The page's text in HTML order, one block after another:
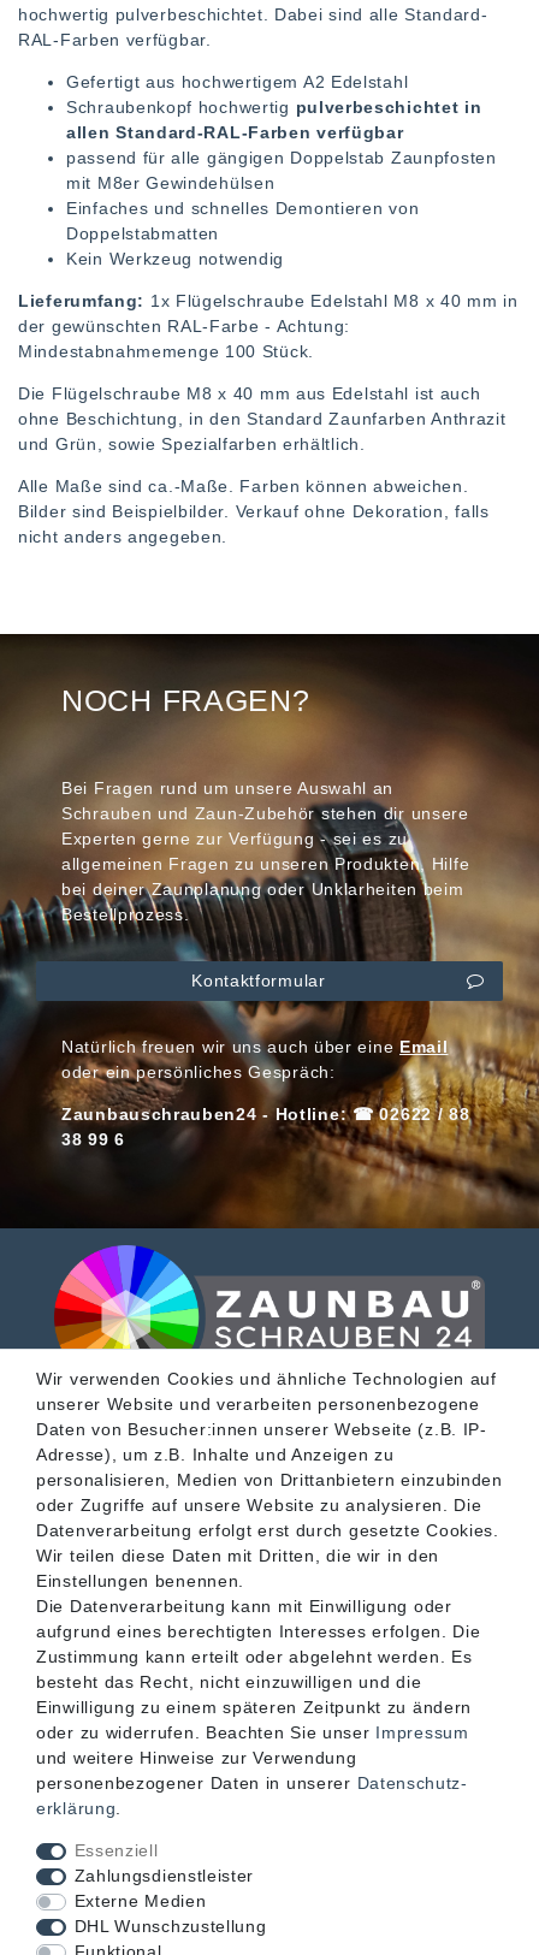
hochwertig pulverbeschichtet. Dabei sind alle Standard-
RAL-Farben verfügbar.
Gefertigt aus hochwertigem A2 Edelstahl
Schraubenkopf hochwertig pulverbeschichtet in
allen Standard-RAL-Farben verfügbar
passend für alle gängigen Doppelstab Zaunpfosten
mit M8er Gewindehülsen
Einfaches und schnelles Demontieren von
Doppelstabmatten
Kein Werkzeug notwendig
Lieferumfang: 1x Flügelschraube Edelstahl M8 x 40 mm in
der gewünschten RAL-Farbe - Achtung:
Mindestabnahmemenge 100 Stück.
Die Flügelschraube M8 x 40 mm aus Edelstahl ist auch
ohne Beschichtung, in den Standard Zaunfarben Anthrazit
und Grün, sowie Spezialfarben erhältlich.
Alle Maße sind ca.-Maße. Farben können abweichen.
Bilder sind Beispielbilder. Verkauf ohne Dekoration, falls
nicht anders angegeben.
NOCH FRAGEN?
Bei Fragen rund um unsere Auswahl an
Schrauben und Zaun-Zubehör stehen dir unsere
Experten gerne zur Verfügung - sei es zu
allgemeinen Fragen zu unseren Produkten, Hilfe
bei deiner Zaunplanung oder Unklarheiten beim
Bestellprozess.
Kontaktformular
Natürlich freuen wir uns auch über eineEmail
oder ein persönliches Gespräch:
Zaunbauschrauben24 - Hotline: ☎ 02622 / 88
38 99 6
SERVICE
INFORMATIONEN
KONTAKT
Wir verwenden Cookies und ähnliche Technologien auf
unserer Website und verarbeiten personenbezogene
Daten von Besucher:innen unserer Webseite (z.B. IP-
Adresse), um z.B. Inhalte und Anzeigen zu
personalisieren, Medien von Drittanbietern einzubinden
oder Zugriffe auf unsere Website zu analysieren. Die
Datenverarbeitung erfolgt erst durch gesetzte Cookies.
Wir teilen diese Daten mit Dritten, die wir in den
Einstellungen benennen.
Die Datenverarbeitung kann mit Einwilligung oder
aufgrund eines berechtigten Interesses erfolgen. Die
Zustimmung kann erteilt oder abgelehnt werden. Es
besteht das Recht, nicht einzuwilligen und die
Einwilligung zu einem späteren Zeitpunkt zu ändern
oder zu widerrufen. Beachten Sie unser Impressum
und weitere Hinweise zur Verwendung
personenbezogener Daten in unserer Daten­schutz­
erklärung
Essenziell
Zahlungsdienstleister
Externe Medien
DHL Wunschzustellung